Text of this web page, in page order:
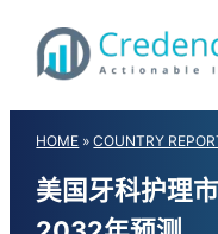
content
HOME »COUNTRY
美国牙科护理